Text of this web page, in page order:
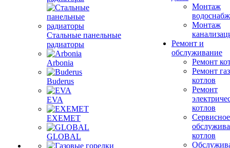
Стальные панельные
радиаторы
Arbonia
Buderus
EVA
EXEMET
GLOBAL
Монтаж
Монтаж
Ремонт и
обслуживание
Ремонт
Ремонт
котлов
Ремонт
котлов
Сервисное
котлов